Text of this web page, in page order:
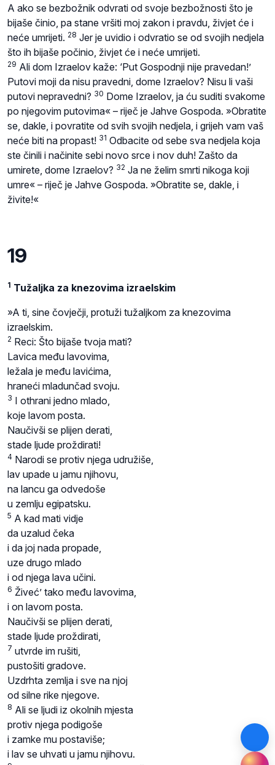
A ako se bezbožnik odvrati od svoje bezbožnosti što je
bijaše činio, pa stane vršiti moj zakon i pravdu, živjet će i
neće umrijeti. 28 Jer je uvidio i odvratio se od svojih nedjela
što ih bijaše počinio, živjet će i neće umrijeti.
29 Ali dom Izraelov kaže: ‘Put Gospodnji nije pravedan!’
Putovi moji da nisu pravedni, dome Izraelov? Nisu li vaši
putovi nepravedni? 30 Dome Izraelov, ja ću suditi svakome
po njegovim putovima« – riječ je Jahve Gospoda. »Obratite
se, dakle, i povratite od svih svojih nedjela, i grijeh vam vaš
neće biti na propast! 31 Odbacite od sebe sva nedjela koja
ste činili i načinite sebi novo srce i nov duh! Zašto da
umirete, dome Izraelov? 32 Ja ne želim smrti nikoga koji
umre« – riječ je Jahve Gospoda. »Obratite se, dakle, i
živite!«
19
1 Tužaljka za knezovima izraelskim
»A ti, sine čovječji, protuži tužaljkom za knezovima
izraelskim.
2 Reci: Što bijaše tvoja mati?
Lavica među lavovima,
ležala je među lavićima,
hraneći mladunčad svoju.
3 I othrani jedno mlado,
koje lavom posta.
Naučivši se plijen derati,
stade ljude proždirati!
4 Narodi se protiv njega udružiše,
lav upade u jamu njihovu,
na lancu ga odvedoše
u zemlju egipatsku.
5 A kad mati vidje
da uzalud čeka
i da joj nada propade,
uze drugo mlado
i od njega lava učini.
6 Živeć’ tako među lavovima,
i on lavom posta.
Naučivši se plijen derati,
stade ljude proždirati,
7 utvrde im rušiti,
pustošiti gradove.
Uzdrhta zemlja i sve na njoj
od silne rike njegove.
8 Ali se ljudi iz okolnih mjesta
protiv njega podigoše
i zamke mu postaviše;
i lav se uhvati u jamu njihovu.